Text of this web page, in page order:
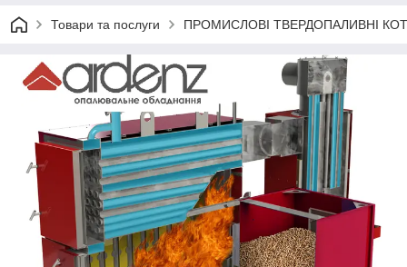
Товари та послуги ПРОМИСЛОВІ ТВЕРДОПАЛИВНІ